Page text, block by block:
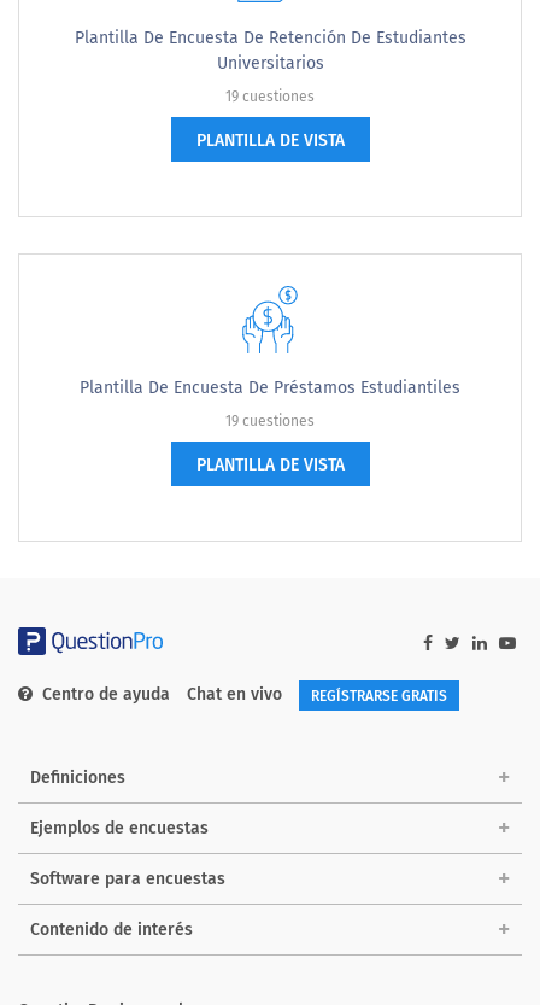
Plantilla De Encuesta De Retención De Estudiantes
Universitarios
19 cuestiones
PLANTILLA DE VISTA
Plantilla De Encuesta De Préstamos Estudiantiles
19 cuestiones
PLANTILLA DE VISTA
Centro de ayuda Chat en vivo REGÍSTRARSE GRATIS
Definiciones
Ejemplos de encuestas
Software para encuestas
Contenido de interés